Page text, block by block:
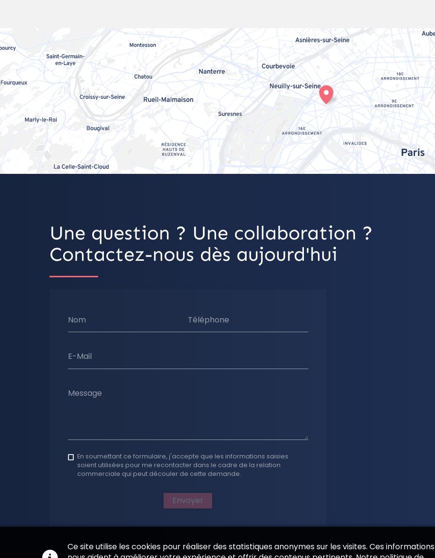
Une question ? Une collaboration ?
Contactez-nous dès aujourd'hui
Nom Téléphone
E-Mail
Message
En soumettant ce formulaire, j'accepte que les informations saisies
soient utilisées pour me recontacter dans le cadre de la relation
commerciale qui peut découler de cette demande.
Envoyer
Ce site utilise les cookies pour réaliser des statistiques anonymes sur les visites. Ces informations